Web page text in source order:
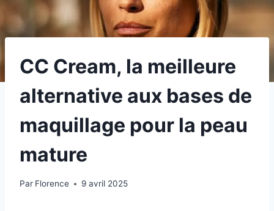
CC Cream, la meilleure
alternative aux bases de
maquillage pour la peau
mature
Par Florence 9 avril 2025